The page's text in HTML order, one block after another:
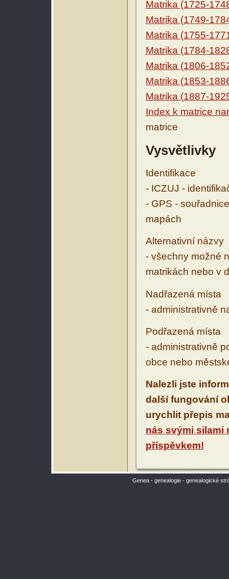
Matrika (1725-
Matrika (1749-
Matrika (1755-
Matrika (1784-
Matrika (1806-
Matrika (1853-
Matrika (1887-
Index k matrice
matrice
Vysvětlivky
Identifikace
- ICZUJ -
- GPS -
mapách
Alternativní názvy
- všechny možné
matrikách nebo v
Nadřazená místa
- administrativně
Podřazená místa
- administrativně
obce nebo
Nalezli jste
další fungování
urychlit přepis
nás svými silami
příspěvkem!
Genea - genealogie - genealogické